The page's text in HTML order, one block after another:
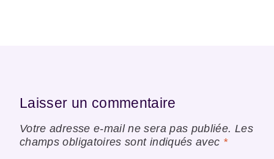
Laisser un commentaire
Votre adresse e-mail ne sera pas publiée. Les
champs obligatoires sont indiqués avec *